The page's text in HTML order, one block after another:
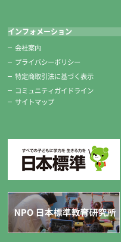
インフォメーション
会社案内
プライバシーポリシー
特定商取引法に基づく表示
コミュニティガイドライン
サイトマップ